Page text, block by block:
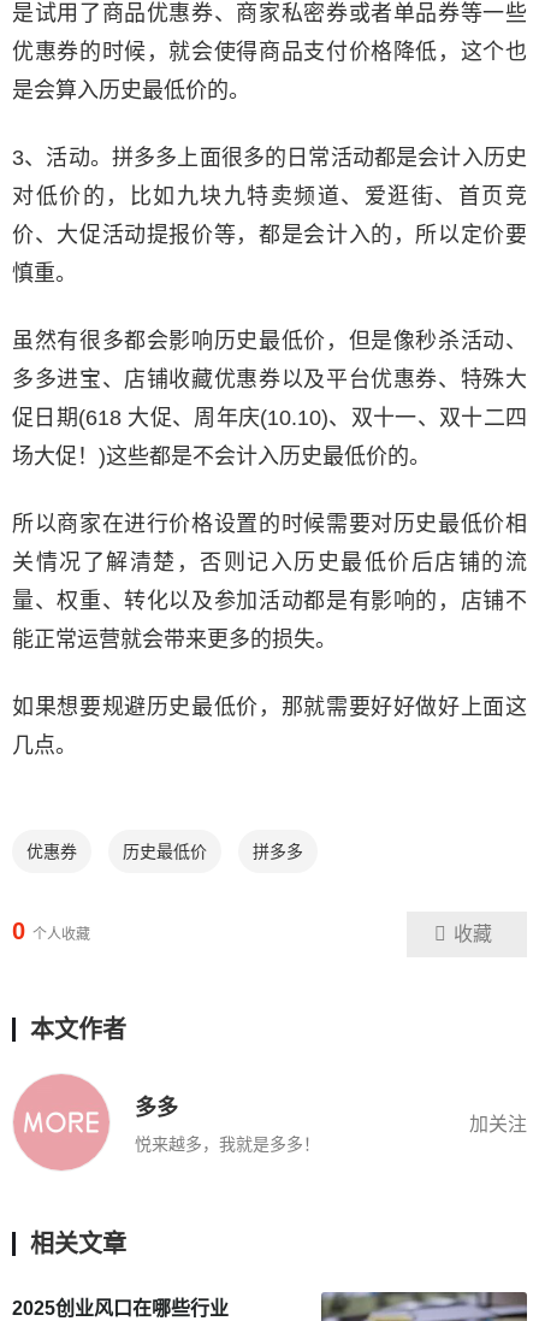
是试用了商品优惠券、商家私密券或者单品券等一些
优惠券的时候，就会使得商品支付价格降低，这个也
是会算入历史最低价的。
3、活动。拼多多上面很多的日常活动都是会计入历史
对低价的，比如九块九特卖频道、爱逛街、首页竞
价、大促活动提报价等，都是会计入的，所以定价要
慎重。
虽然有很多都会影响历史最低价，但是像秒杀活动、
多多进宝、店铺收藏优惠券以及平台优惠券、特殊大
促日期(618 大促、周年庆(10.10)、双十一、双十二四
场大促！)这些都是不会计入历史最低价的。
所以商家在进行价格设置的时候需要对历史最低价相
关情况了解清楚，否则记入历史最低价后店铺的流
量、权重、转化以及参加活动都是有影响的，店铺不
能正常运营就会带来更多的损失。
如果想要规避历史最低价，那就需要好好做好上面这
几点。
优惠券 历史最低价 拼多多
0 个人收藏 收藏
本文作者
多多
悦来越多，我就是多多！
加关注
相关文章
2025创业风口在哪些行业